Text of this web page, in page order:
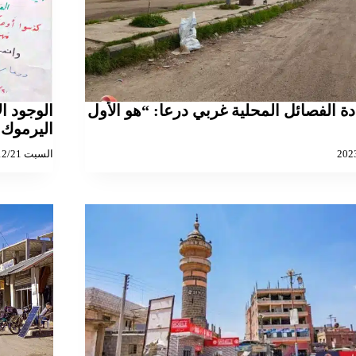
الفصائل المحلية غربي درعا: “هو الأول
السبت 2024/12/21